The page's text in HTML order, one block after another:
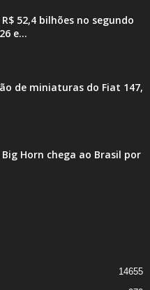
52,4 bilhões no segundo
e...
de miniaturas do Fiat 147,
Big Horn chega ao Brasil por
14655